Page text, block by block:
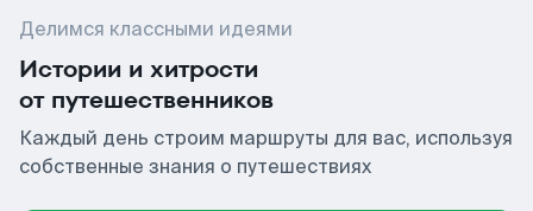
Делимся классными идеями
Истории и хитрости
от путешественников
Каждый день строим маршруты для вас, используя
собственные знания о путешествиях